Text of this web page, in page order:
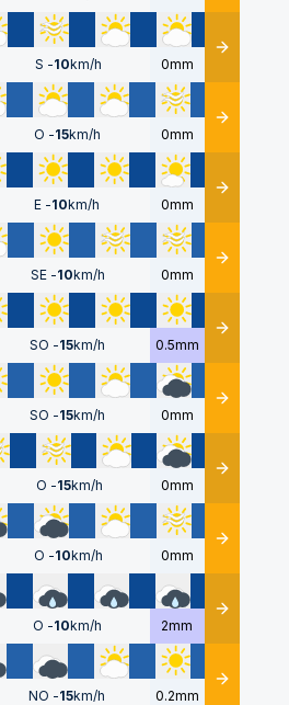
S -10km/h 0mm Détails
O -15km/h 0mm Détails
E -10km/h 0mm Détails
SE -10km/h 0mm Détails
SO -15km/h 0.5mm Détails
SO -15km/h 0mm Détails
O -15km/h 0mm Détails
O -10km/h 0mm Détails
O -10km/h 2mm Détails
NO -15km/h 0.2mm Détails